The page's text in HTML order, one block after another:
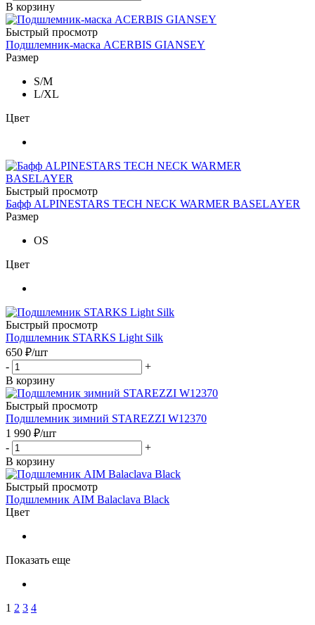
В корзину
Быстрый просмотр
Подшлемник-маска ACERBIS GIANSEY
Размер
S/M
L/XL
Цвет
Быстрый просмотр
Бафф ALPINESTARS TECH NECK WARMER BASELAYER
Размер
OS
Цвет
Быстрый просмотр
Подшлемник STARKS Light Silk
650 ₽/шт
-
+
В корзину
Быстрый просмотр
Подшлемник зимний STAREZZI W12370
1 990 ₽/шт
-
+
В корзину
Быстрый просмотр
Подшлемник AIM Balaclava Black
Цвет
Показать еще
1 2 3 4